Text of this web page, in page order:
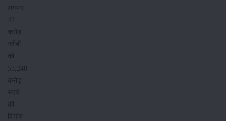
लगभग
42
करोड़
गरीबों
को
53,248
करोड़
रुपये
की
वित्तीय